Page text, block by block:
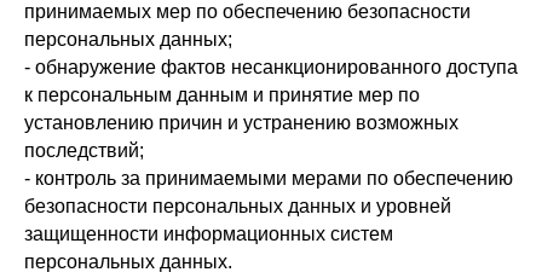
принимаемых мер по обеспечению безопасности
персональных данных;
- обнаружение фактов несанкционированного доступа
к персональным данным и принятие мер по
установлению причин и устранению возможных
последствий;
- контроль за принимаемыми мерами по обеспечению
безопасности персональных данных и уровней
защищенности информационных систем
персональных данных.